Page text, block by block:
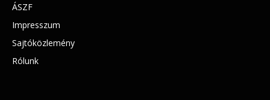
ÁSZF
Impresszum
Sajtóközlemény
Rólunk